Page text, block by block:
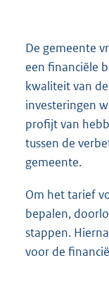
De gemeente
een financiële
kwaliteit van
investeringen
profijt van
tussen de
gemeente.
Om het tarief
bepalen,
stappen.
voor de